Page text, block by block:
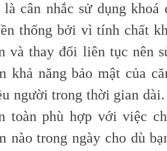
là cân nhắc sử dụng
thống bởi vì tính chất
và thay đổi liên tục nên
khả năng bảo mật của
người trong thời gian
toàn phù hợp với việc
nào trong ngày cho dù